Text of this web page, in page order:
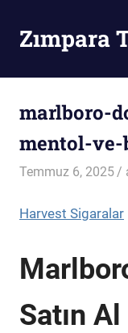
contentZımpara
marlboro-
mentol-
Temmuz 6, 2025
Harvest Sigaralar
Satın